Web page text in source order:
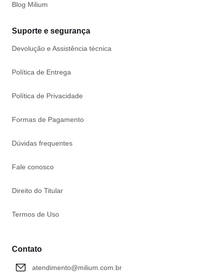
Blog Milium
Suporte e segurança
Devolução e Assistência técnica
Política de Entrega
Política de Privacidade
Formas de Pagamento
Dúvidas frequentes
Fale conosco
Direito do Titular
Termos de Uso
Contato
atendimento@milium.com.br